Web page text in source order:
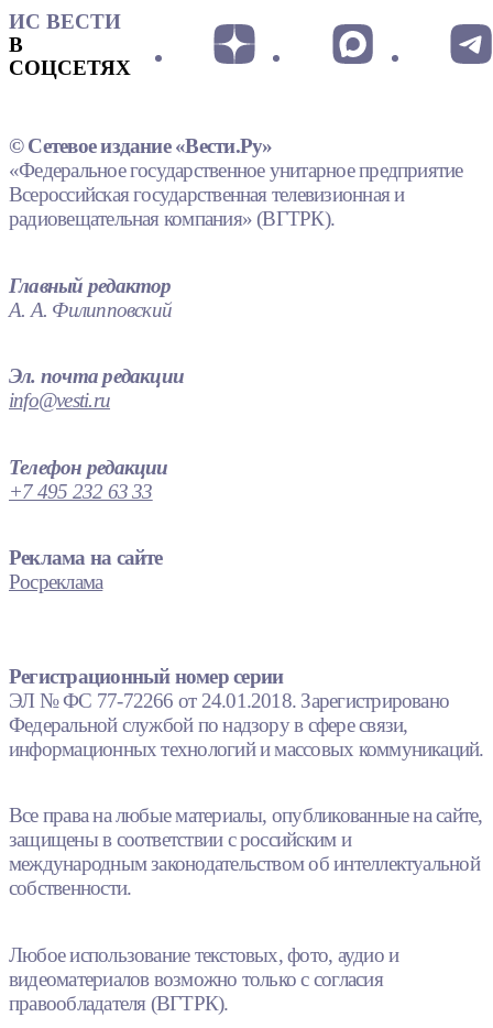
ИС ВЕСТИ
В
СОЦСЕТЯХ
© Сетевое издание «Вести.Ру»
«Федеральное государственное унитарное предприятие
Всероссийская государственная телевизионная и
радиовещательная компания» (ВГТРК).
Главный редактор
А. А. Филипповский
Эл. почта редакции
info@vesti.ru
Телефон редакции
+7 495 232 63 33
Реклама на сайте
Росреклама
Регистрационный номер серии
ЭЛ № ФС 77-72266 от 24.01.2018. Зарегистрировано
Федеральной службой по надзору в сфере связи,
информационных технологий и массовых коммуникаций.
Все права на любые материалы, опубликованные на сайте,
защищены в соответствии с российским и
международным законодательством об интеллектуальной
собственности.
Любое использование текстовых, фото, аудио и
видеоматериалов возможно только с согласия
правообладателя (ВГТРК).